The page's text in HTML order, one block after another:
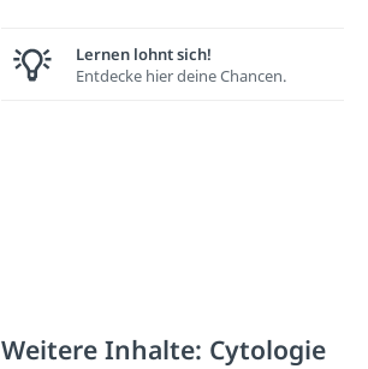
Lernen lohnt sich!
Entdecke hier deine Chancen.
Weitere Inhalte: Cytologie